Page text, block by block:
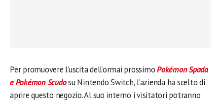
Per promuovere l’uscita dell’ormai prossimoPokémon Spada
e Pokémon Scudosu Nintendo Switch, l’azienda ha scelto di
aprire questo negozio. Al suo interno i visitatori potranno